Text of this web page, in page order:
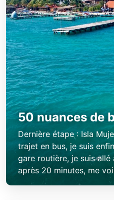
50 nuances de
Dernière étape : Isla
trajet en bus, je suis
gare routière, je suis
après 20 minutes, me